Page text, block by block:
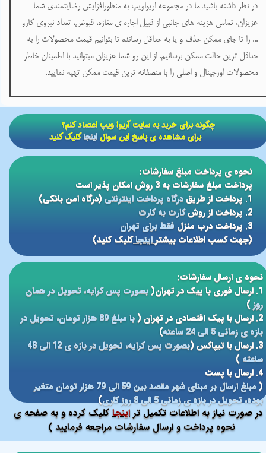
در نظر داشته باشید ما در مجموعه اریواویپ به منظورافزایش رضایتمندی شما
عزیزان، تمامی هزینه های جانبی از قبیل اجاره ی مغازه، قبوض، تعداد نیروی کارو
... را تا جای ممکن حذف و یا به حداقل رسانده تا بتوانیم قیمت محصولات را به
حداقل ترین حالت ممکن برسانیم. از این رو شما عزیزان میتوانید با اطمینان خاطر
محصولات اورجینال و اصلی را با منصفانه ترین قیمت ممکن تهیه نمایید.
صورت نیاز به اطلاعات تکمیل تراینجا کلیک کرده و به صفحه ی
نحوه پرداخت و ارسال سفارشات مراجعه فرمایید )
نحوه ی پرداخت مبلغ سفارشات:
پرداخت مبلغ سفارشات به 3 روش امکان پذیر است
1. پرداخت از طریق
درگاه پرداخت اینترنتی(درگاه امن بانکی)
2. پرداخت از روش
کارت به کارت
3. پرداخت درب منزل
فقط برای تهران
(جهت کسب اطلاعات بیشتر اینجاکلیک کنید)
نحوه ی ارسال سفارشات:
1. ارسال فوری با پیک در تهران(
بصورت پس کرایه، تحویل در همان
روز)
2. ارسال با پیک اقتصادی در تهران (
با مبلغ 89 هزار تومان، تحویل در
بازه ی زمانی 5 الی 24 ساعته
)
3. ارسال با تیپاکس (
بصورت پس کرایه، تحویل در بازه ی 12 الی 48
ساعته )
4. ارسال با پست
(
مبلغ ارسال بر مبنای شهر مقصد بین 59 الی 79 هزار تومان متغیر
بوده، تحویل در بازه ی زمانی 5 الی 8 روز کاری
)
​​چگونه برای خرید به سایت آریوا ویپ اعتماد کنم؟
برای مشاهده ی پاسخ این سوالاینجاکلیک کنید